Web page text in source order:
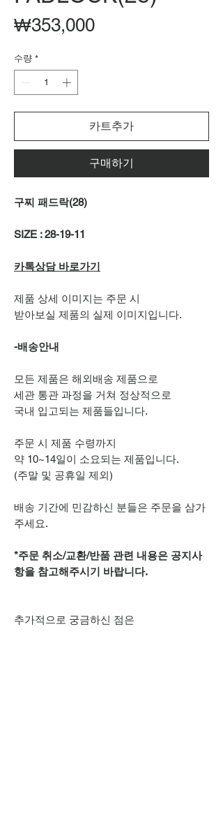
₩353,000가
수량 *
카트추가
구매하기
구찌 패드락(28)
SIZE : 28-19-11
카톡상담 바로가기
제품 상세 이미지는 주문 시
받아보실 제품의 실제 이미지입니다.
-배송안내
모든 제품은 해외배송 제품으로
세관 통관 과정을 거쳐 정상적으로
국내 입고되는 제품들입니다.
주문 시 제품 수령까지
약 10~14일이 소요되는 제품입니다.
(주말 및 공휴일 제외)
배송 기간에 민감하신 분들은 주문을 삼가
주세요.
*주문 취소/교환/반품 관련 내용은 공지사
항을 참고해주시기 바랍니다.
추가적으로 궁금하신 점은